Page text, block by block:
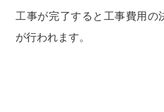
工事が完了すると工事費用の
が行われます。